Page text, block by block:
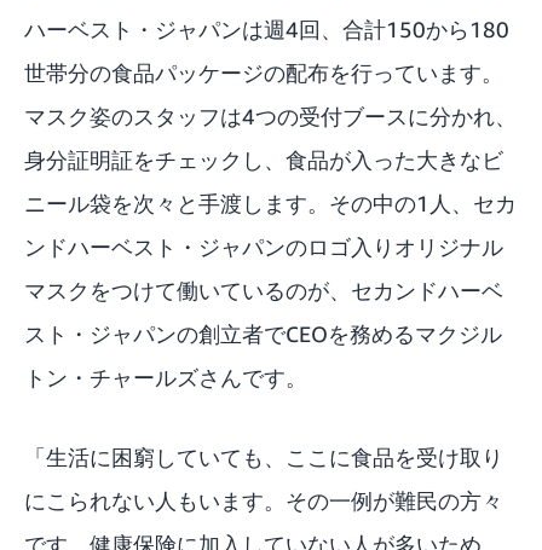
ハーベスト・ジャパンは週4回、合計150から180
世帯分の食品パッケージの配布を行っています。
マスク姿のスタッフは4つの受付ブースに分かれ、
身分証明証をチェックし、食品が入った大きなビ
ニール袋を次々と手渡します。その中の1人、セカ
ンドハーベスト・ジャパンのロゴ入りオリジナル
マスクをつけて働いているのが、セカンドハーベ
スト・ジャパンの創立者でCEOを務めるマクジル
トン・チャールズさんです。
「生活に困窮していても、ここに食品を受け取り
にこられない人もいます。その一例が難民の方々
です。健康保険に加入していない人が多いため、